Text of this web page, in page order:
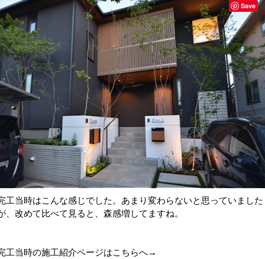
工当時はこんな感じでした。あまり変わらないと思っていました
、改めて比べて見ると、森感増してますね。
工当時の施工紹介ページはこちらへ→
Save